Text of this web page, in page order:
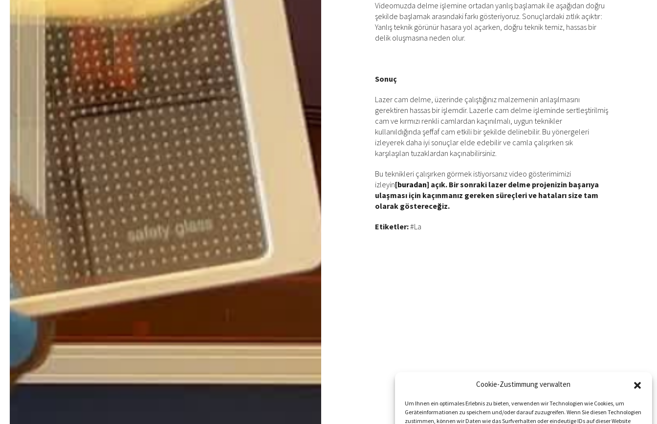
Cookie-Zustimmung verwalten
Um Ihnen ein optimales Erlebnis zu bieten, verwenden wir Technologien wie Cookies, um
Geräteinformationen zu speichern und/oder darauf zuzugreifen. Wenn Sie diesen Technologien
zustimmen, können wir Daten wie das Surfverhalten oder eindeutige IDs auf dieser Website
Videomuzda delme işlemine ortadan yanlış başlamak ile aşağıdan doğru
şekilde başlamak arasındaki farkı gösteriyoruz. Sonuçlardaki zıtlık açıktır:
Yanlış teknik görünür hasara yol açarken, doğru teknik temiz, hassas bir
delik oluşmasına neden olur.
Sonuç
Lazer cam delme, üzerinde çalıştığınız malzemenin anlaşılmasını
gerektiren hassas bir işlemdir. Lazerle cam delme işleminde sertleştirilmiş
cam ve kırmızı renkli camlardan kaçınılmalı, uygun teknikler
kullanıldığında şeffaf cam etkili bir şekilde delinebilir. Bu yönergeleri
izleyerek daha iyi sonuçlar elde edebilir ve camla çalışırken sık
karşılaşılan tuzaklardan kaçınabilirsiniz.
Bu teknikleri çalışırken görmek istiyorsanız video gösterimimizi
izleyin[buradan] açık. Bir sonraki lazer delme projenizin başarıya
ulaşması için kaçınmanız gereken süreçleri ve hataları size tam
olarak göstereceğiz.
Etiketler:#La